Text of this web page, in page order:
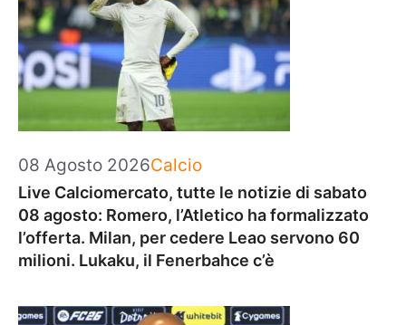
08 Agosto 2026Categorie
Calcio
Live Calciomercato, tutte le notizie di sabato
08 agosto: Romero, l’Atletico ha formalizzato
l’offerta. Milan, per cedere Leao servono 60
milioni. Lukaku, il Fenerbahce c’è